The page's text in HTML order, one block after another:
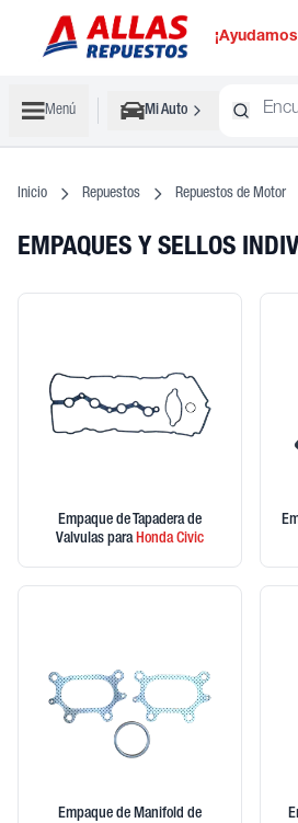
Menú Mi Auto
Inicio Repuestos Repuestos de Motor
EMPAQUES Y SELLOS
Empaque de Tapadera de
Valvulas paraHondaCivic
Empaque de Manifold de